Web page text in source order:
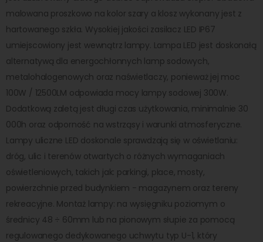
malowana proszkowo na kolor szary a klosz wykonany jest z
hartowanego szkła. Wysokiej jakości zasilacz LED IP67
umiejscowiony jest wewnątrz lampy. Lampa LED jest doskonałą
alternatywą dla energochłonnych lamp sodowych,
metalohalogenowych oraz naświetlaczy, ponieważ jej moc
100W / 12500LM odpowiada mocy lampy sodowej 300W.
Dodatkową zaletą jest długi czas użytkowania, minimalnie 30
000h oraz odporność na wstrząsy i warunki atmosferyczne.
Lampy uliczne LED doskonale sprawdzają się w oświetlaniu:
dróg, ulic i terenów otwartych o różnych wymaganiach
oświetleniowych, takich jak: parkingi, place, mosty,
powierzchnie przed budynkiem - magazynem oraz tereny
rekreacyjne. Montaż lampy: na wysięgniku poziomym o
średnicy 48 ÷ 60mm lub na pionowym słupie za pomocą
regulowanego dedykowanego uchwytu typ U-1, który